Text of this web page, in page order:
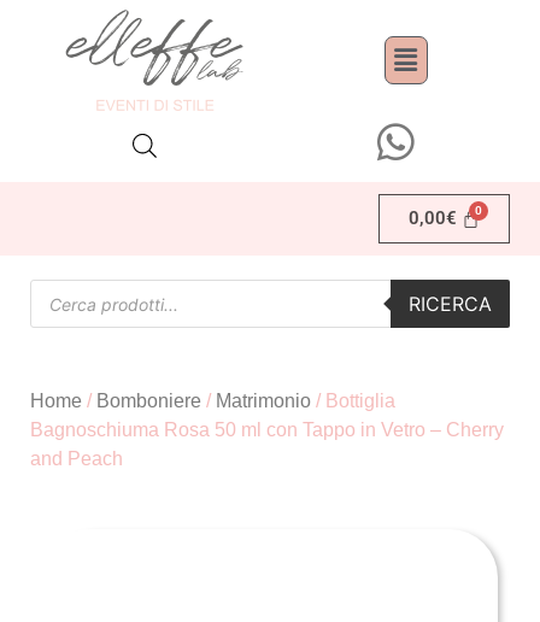
0,00€
RICERCA
Home / Bomboniere / Matrimonio / Bottiglia
Bagnoschiuma Rosa 50 ml con Tappo in Vetro – Cherry
and Peach